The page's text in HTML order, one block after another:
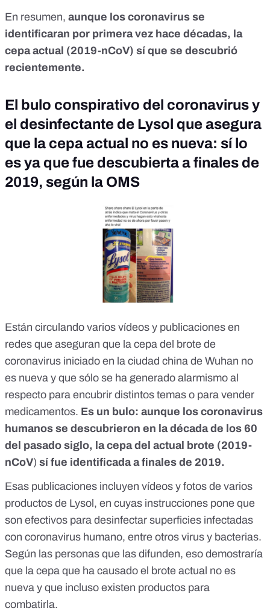
En resumen, aunque los coronavirus se
identificaran por primera vez hace décadas, la
cepa actual (2019-nCoV) sí que se descubrió
recientemente.
El bulo conspirativo del coronavirus y
el desinfectante de Lysol que asegura
que la cepa actual no es nueva: sí lo
es ya que fue descubierta a finales de
2019, según la OMS
Están circulando varios vídeos y publicaciones en
redes que aseguran que la cepa del brote de
coronavirus iniciado en la ciudad china de Wuhan no
es nueva y que sólo se ha generado alarmismo al
respecto para encubrir distintos temas o para vender
medicamentos. Es un bulo: aunque los coronavirus
humanos se descubrieron en la década de los 60
del pasado siglo, la cepa del actual brote (2019-
nCoV) sí fue identificada a finales de 2019.
Esas publicaciones incluyen vídeos y fotos de varios
productos de Lysol, en cuyas instrucciones pone que
son efectivos para desinfectar superficies infectadas
con coronavirus humano, entre otros virus y bacterias.
Según las personas que las difunden, eso demostraría
que la cepa que ha causado el brote actual no es
nueva y que incluso existen productos para
combatirla.